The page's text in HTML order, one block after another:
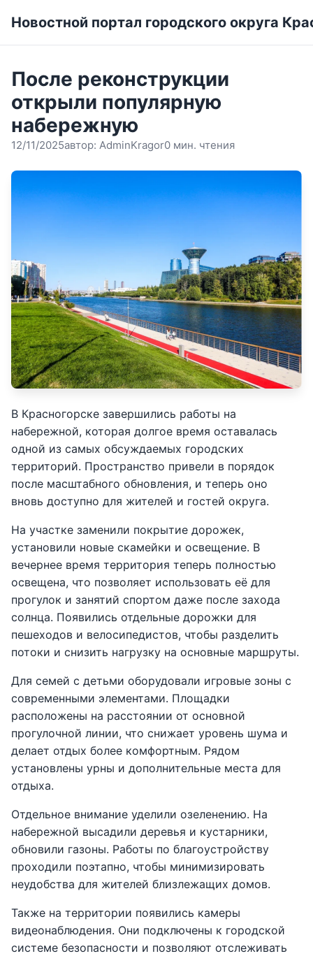
Новостной портал городского округа
После реконструкции
открыли популярную
набережную
12/11/2025автор: AdminKragor0 мин. чтения
В Красногорске завершились работы на
набережной, которая долгое время оставалась
одной из самых обсуждаемых городских
территорий. Пространство привели в порядок
после масштабного обновления, и теперь оно
вновь доступно для жителей и гостей округа.
На участке заменили покрытие дорожек,
установили новые скамейки и освещение. В
вечернее время территория теперь полностью
освещена, что позволяет использовать её для
прогулок и занятий спортом даже после захода
солнца. Появились отдельные дорожки для
пешеходов и велосипедистов, чтобы разделить
потоки и снизить нагрузку на основные маршруты.
Для семей с детьми оборудовали игровые зоны с
современными элементами. Площадки
расположены на расстоянии от основной
прогулочной линии, что снижает уровень шума и
делает отдых более комфортным. Рядом
установлены урны и дополнительные места для
отдыха.
Отдельное внимание уделили озеленению. На
набережной высадили деревья и кустарники,
обновили газоны. Работы по благоустройству
проходили поэтапно, чтобы минимизировать
неудобства для жителей близлежащих домов.
Также на территории появились камеры
видеонаблюдения. Они подключены к городской
системе безопасности и позволяют отслеживать